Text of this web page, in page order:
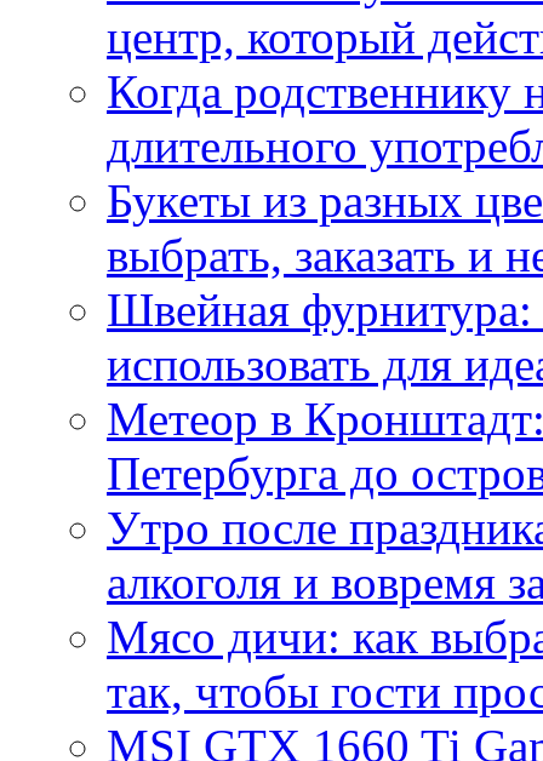
центр, который
Когда
длительного
Букеты из разных
выбрать, заказать и
Швейная фурнитура:
использовать для
Метеор в
Петербурга до
Утро после
алкоголя и вовремя
Мясо дичи: как
так, чтобы гости
MSI GTX 1660 Ti